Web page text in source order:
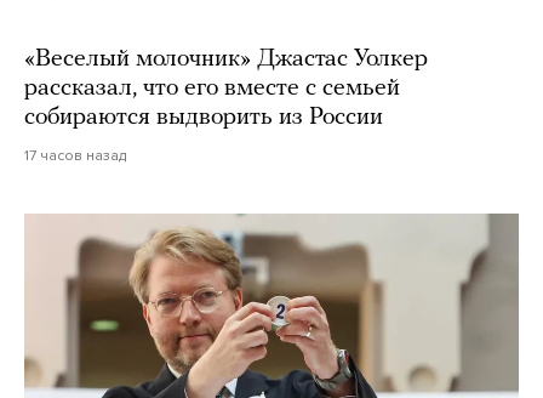
«Веселый молочник» Джастас Уолкер
рассказал, что его вместе с семьей
собираются выдворить из России
17 часов назад